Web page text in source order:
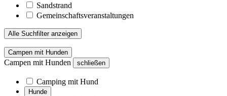
Sandstrand
Gemeinschaftsveranstaltungen
Alle Suchfilter anzeigen
Campen mit Hunden
Campen mit Hunden schließen
Camping mit Hund
Hunde